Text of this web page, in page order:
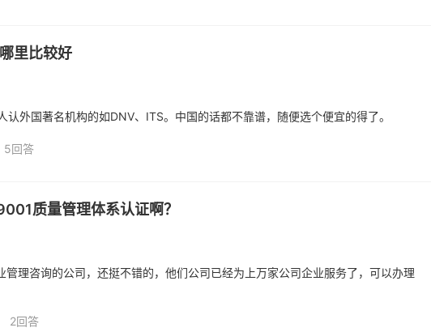
里比较好
外国著名机构的如DNV、ITS。中国的话都不靠谱，随便选个便宜的得了。
5回答
质量管理体系认证啊？
理咨询的公司，还挺不错的，他们公司已经为上万家公司企业服务了，可以办理
2回答